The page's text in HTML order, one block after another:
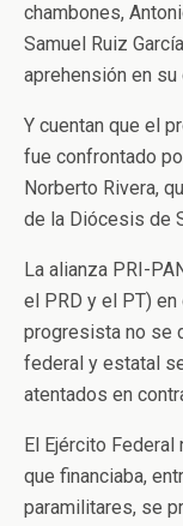
chambones,
Samuel Ruiz
aprehensión en su
Y cuentan que el
fue confrontado
Norberto Rivera,
de la Diócesis de
La alianza PRI-
el PRD y el PT)
progresista no se
federal y estatal
atentados en
El Ejército
que financiaba,
paramilitares, se